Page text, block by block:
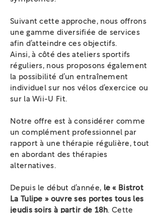
Suivant cette approche, nous offrons
une gamme diversifiée de services
afin d’atteindre ces objectifs.
Ainsi, à côté des ateliers sportifs
réguliers, nous proposons également
la possibilité d’un entraînement
individuel sur nos vélos d’exercice ou
sur la Wii-U Fit.
Notre offre est à considérer comme
un complément professionnel par
rapport à une thérapie régulière, tout
en abordant des thérapies
alternatives.
Depuis le début d’année, le « Bistrot
La Tulipe » ouvre ses portes tous les
jeudis soirs à partir de 18h. Cette